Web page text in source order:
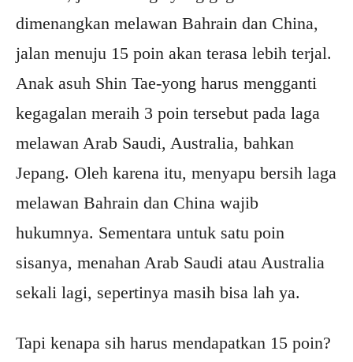
dimenangkan melawan Bahrain dan China,
jalan menuju 15 poin akan terasa lebih terjal.
Anak asuh Shin Tae-yong harus mengganti
kegagalan meraih 3 poin tersebut pada laga
melawan Arab Saudi, Australia, bahkan
Jepang. Oleh karena itu, menyapu bersih laga
melawan Bahrain dan China wajib
hukumnya. Sementara untuk satu poin
sisanya, menahan Arab Saudi atau Australia
sekali lagi, sepertinya masih bisa lah ya.
Tapi kenapa sih harus mendapatkan 15 poin?